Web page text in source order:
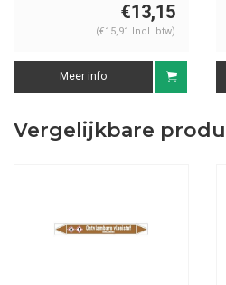
vloeistoffen
€13,15
(€15,91 Incl. btw)
Meer info
Vergelijkbare